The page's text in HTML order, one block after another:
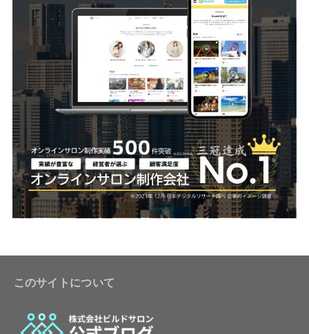
このサイトについて